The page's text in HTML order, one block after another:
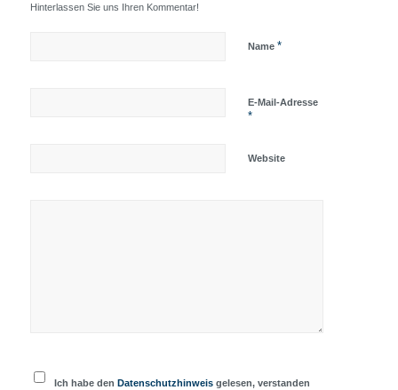
Hinterlassen Sie uns Ihren Kommentar!
Name *
E-Mail-Adresse
*
Website
Ich habe den Datenschutzhinweis gelesen, verstanden